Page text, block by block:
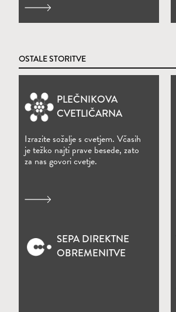
OSTALE STORITVE
PLEČNIKOVA
CVETLIČARNA
Izrazite sožalje s cvetjem. Včasih
je težko najti prave besede, zato
za nas govori cvetje.
(Odpre se v novem oknu)
SEPA DIREKTNE
OBREMENITVE
(Odpre se v novem oknu)